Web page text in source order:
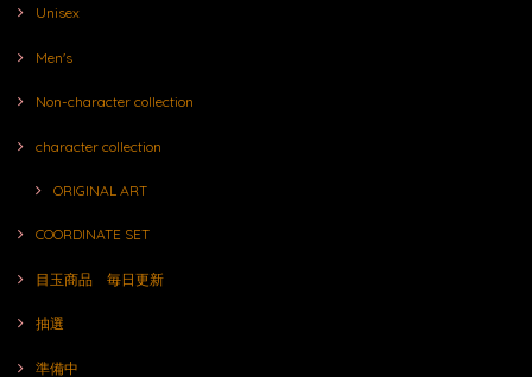
Unisex
Men's
Non-character collection
character collection
ORIGINAL ART
COORDINATE SET
目玉商品 毎日更新
抽選
準備中